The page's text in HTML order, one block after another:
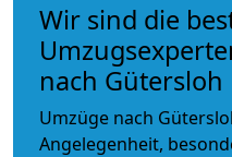
Wir sind die
nach Gütersloh
Umzüge nach
Angelegenheit,